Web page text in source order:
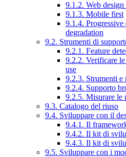
9.1.2. Web design
9.1.3. Mobile first
9.1.4. Progressive
degradation
9.2. Strumenti di
9.2.1. Feature
9.2.2. Verificare
use
9.2.3. Strumenti e
9.2.4. Supporto
9.2.5. Misurare le
9.3. Catalogo del riuso
9.4. Sviluppare con il
9.4.1. Il
9.4.2. Il kit di
9.4.3. Il kit di
9.5. Sviluppare con i